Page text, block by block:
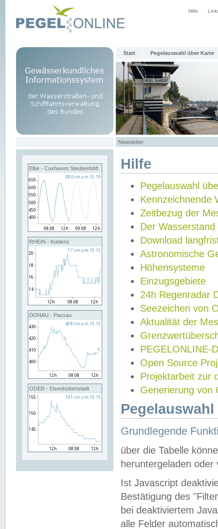
Hilfe
Start Pegelauswahl über Karte
Newsletter
Elbe - Cuxhaven Steubenhöft
RHEIN - Koblenz
DONAU - Passau
ODER - Eisenhüttenstadt
Hilfe
Pegelauswahl
Kennzeichnende
Zeitbezug der
Der Wasserstand
Download
Astronomische
Höhensysteme
Einzugsgebiete
24h Regenradar
Seezeichen von
Aktualität der
PEGELONLINE-
Open Source
Projektarbeit zur
Generierung von
Grundlegende
über die Tabelle
heruntergeladen oder
Ist Javascript
Bestätigung des
bei deaktiviertem
alle Felder